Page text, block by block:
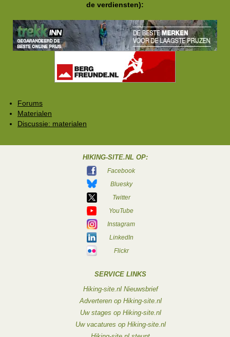
de verdiensten):
Forums
Materialen
Discussie: materialen
HIKING-SITE.NL OP:
Facebook
Bluesky
Twitter
YouTube
Instagram
LinkedIn
Flickr
SERVICE LINKS
Hiking-site.nl Nieuwsbrief
Adverteren op Hiking-site.nl
Uw stages op Hiking-site.nl
Uw vacatures op Hiking-site.nl